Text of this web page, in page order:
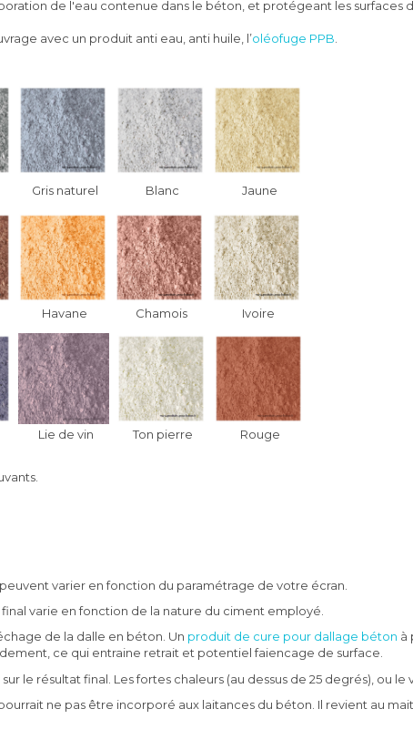
de l'eau contenue dans le béton, et protégeant les surfaces
avec un produit anti eau, anti huile, l’oléofuge PPB.
Gris naturel Blanc Jaune
Havane Chamois Ivoire
Lie de vin Ton pierre
Rouge
varier en fonction du paramétrage de votre écran.
varie en fonction de la nature du ciment employé.
de la dalle en béton. Un produit de cure pour dallage béton à
ce qui entraine retrait et potentiel faiencage de surface.
le résultat final. Les fortes chaleurs (au dessus de 25 degrés), ou
ne pas être incorporé aux laitances du béton. Il revient au